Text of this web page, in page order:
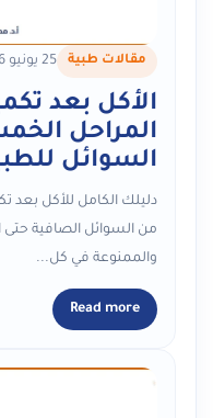
مقالات طبية 25 يونيو 2026
الأكل بعد
المراحل
السوائل
دليلك الكامل للأكل بعد
من السوائل الصافية
والممنوعة في كل...
Read more